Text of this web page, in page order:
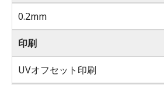
0.2mm
印刷
UVオフセット印刷